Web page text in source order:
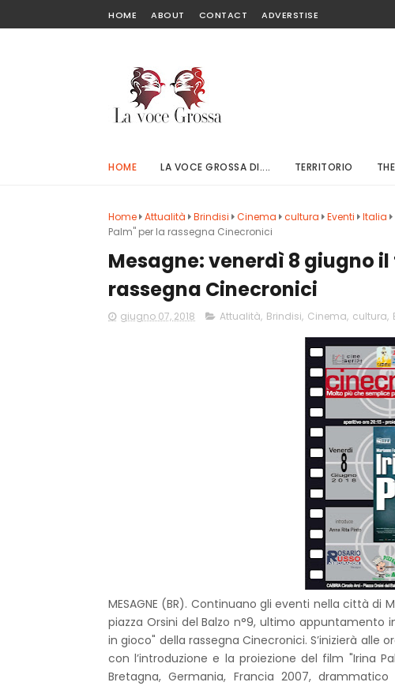
HOME ABOUT CONTACT ADVERSTISE
HOME LA VOCE GROSSA DI.... TERRITORIO
Home Attualità Brindisi Cinema cultura Eventi Italia
Palm" per la rassegna Cinecronici
Mesagne: venerdì 8 giugno
rassegna Cinecronici
giugno 07, 2018 Attualità, Brindisi, Cinema, cultura,
MESAGNE (BR). Continuano gli eventi nella città di
piazza Orsini del Balzo n°9, ultimo
in gioco" della rassegna Cinecronici. S’inizierà alle
con l’introduzione e la proiezione del film "Irina
Bretagna, Germania, Francia 2007,